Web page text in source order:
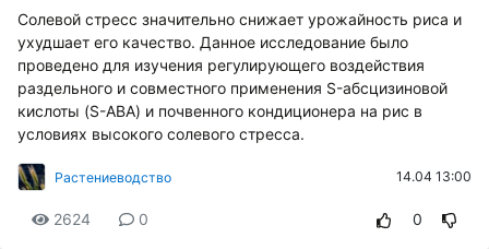
Солевой стресс значительно снижает урожайность риса и
ухудшает его качество. Данное исследование было
проведено для изучения регулирующего воздействия
раздельного и совместного применения S-абсцизиновой
кислоты (S-ABA) и почвенного кондиционера на рис в
условиях высокого солевого стресса.
Растениеводство 14.04 13:00
2624 0 0